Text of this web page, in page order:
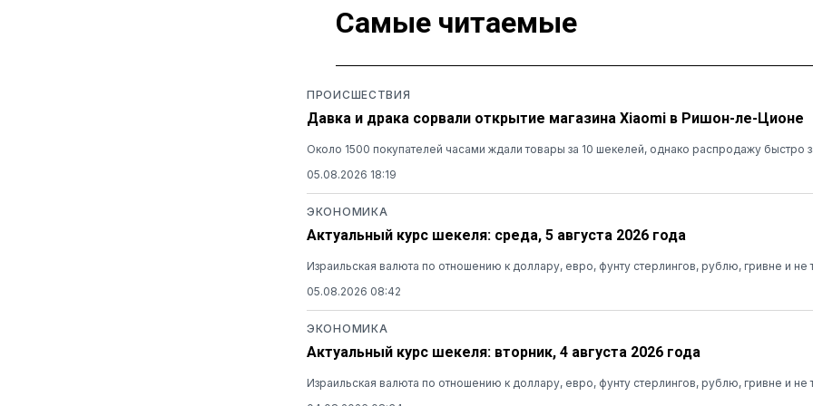
Самые читаемые
ПРОИСШЕСТВИЯ
Давка и драка сорвали открытие магазина Xiaomi в Ришон-ле-Ционе
Около 1500 покупателей часами ждали товары за 10 шекелей, однако распродажу быстро
05.08.2026 18:19
ЭКОНОМИКА
Актуальный курс шекеля: среда, 5 августа 2026 года
Израильская валюта по отношению к доллару, евро, фунту стерлингов, рублю, гривне и не
05.08.2026 08:42
ЭКОНОМИКА
Актуальный курс шекеля: вторник, 4 августа 2026 года
Израильская валюта по отношению к доллару, евро, фунту стерлингов, рублю, гривне и не